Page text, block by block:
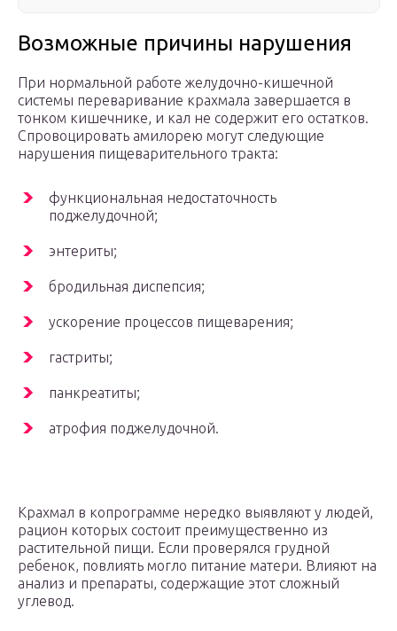
Возможные причины нарушения
При нормальной работе желудочно-кишечной
системы переваривание крахмала завершается в
тонком кишечнике, и кал не содержит его остатков.
Спровоцировать амилорею могут следующие
нарушения пищеварительного тракта:
функциональная недостаточность
поджелудочной;
энтериты;
бродильная диспепсия;
ускорение процессов пищеварения;
гастриты;
панкреатиты;
атрофия поджелудочной.
Крахмал в копрограмме нередко выявляют у людей,
рацион которых состоит преимущественно из
растительной пищи. Если проверялся грудной
ребенок, повлиять могло питание матери. Влияют на
анализ и препараты, содержащие этот сложный
углевод.